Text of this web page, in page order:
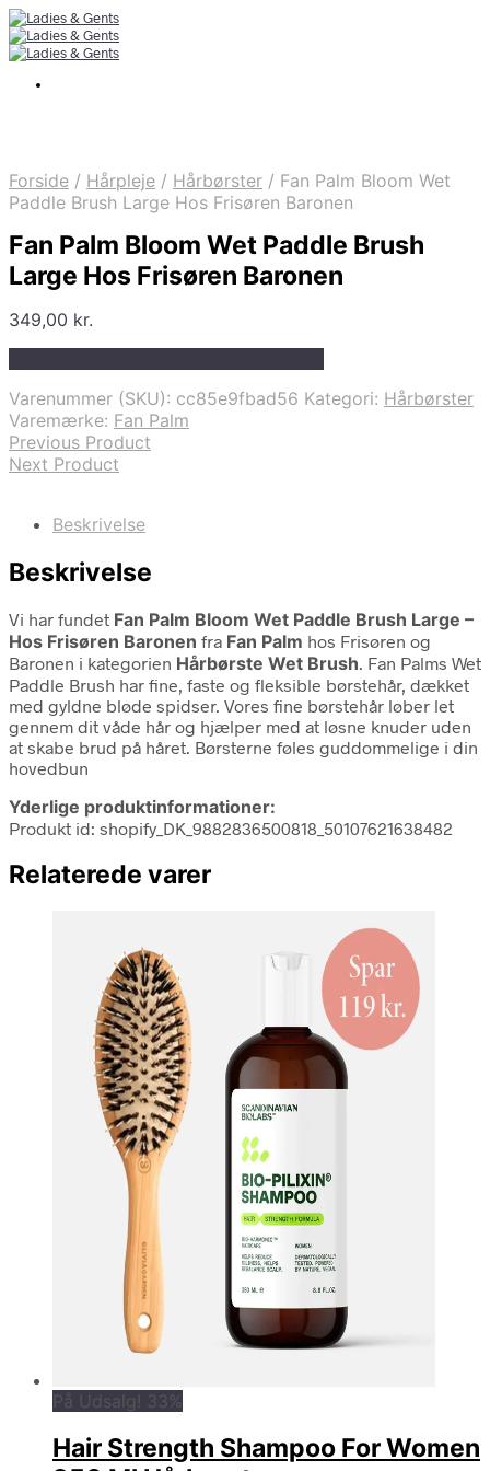
Forside / Hårpleje / Hårbørster / Fan Palm Bloom Wet
Paddle Brush Large Hos Frisøren Baronen
Fan Palm Bloom Wet Paddle Brush
Large Hos Frisøren Baronen
349,00 kr.
Varenummer (SKU): cc85e9fbad56 Kategori: Hårbørster
Varemærke: Fan Palm
Previous Product
Next Product
Beskrivelse
Beskrivelse
Vi har fundet Fan Palm Bloom Wet Paddle Brush Large –
Hos Frisøren Baronen fra Fan Palm hos Frisøren og
Baronen i kategorien Hårbørste Wet Brush. Fan Palms Wet
Paddle Brush har fine, faste og fleksible børstehår, dækket
med gyldne bløde spidser. Vores fine børstehår løber let
gennem dit våde hår og hjælper med at løsne knuder uden
at skabe brud på håret. Børsterne føles guddommelige i din
hovedbun
Yderlige produktinformationer:
Produkt id: shopify_DK_9882836500818_50107621638482
Relaterede varer
På Udsalg! 33%
Hair Strength Shampoo For Women